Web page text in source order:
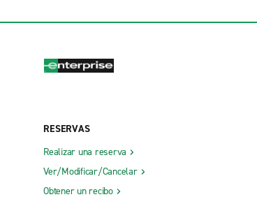
RESERVAS
Realizar una reserva
Ver/Modificar/Cancelar
Obtener un recibo